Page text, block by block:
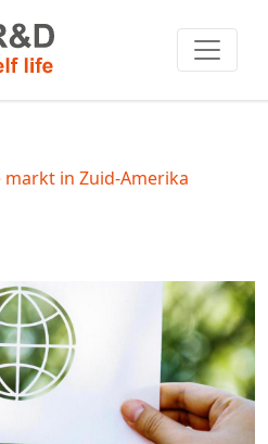
in Zuid-Amerika